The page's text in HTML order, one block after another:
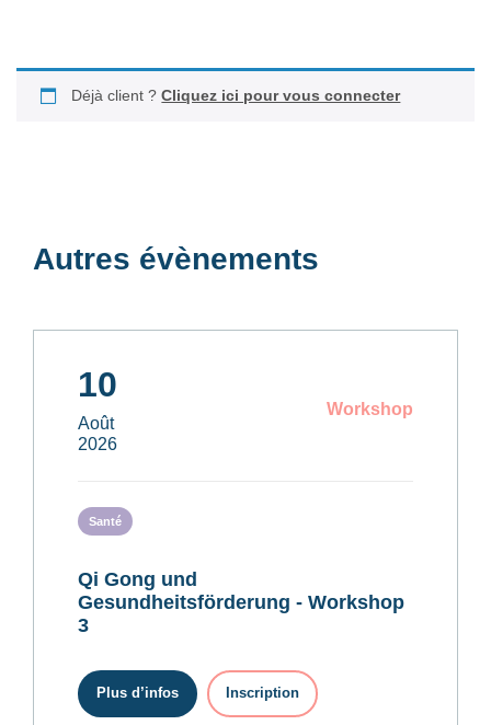
Déjà client ?Cliquez ici pour vous connecter
Autres évènements
10
Août
2026
Workshop
Santé
Qi Gong und
Gesundheitsförderung - Workshop
3
Plus d’infos Inscription